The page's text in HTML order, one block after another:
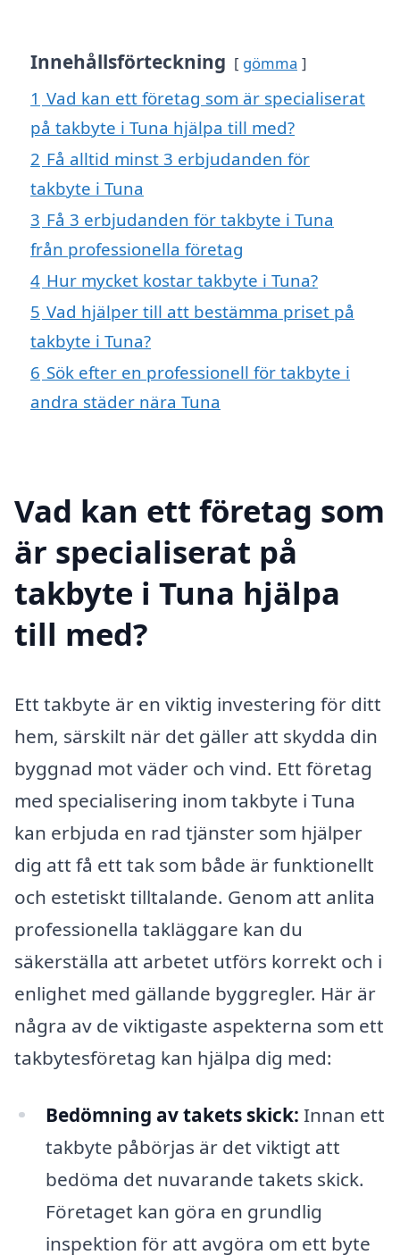
Innehållsförteckning gömma
1 Vad kan ett företag som är specialiserat
på takbyte i Tuna hjälpa till med?
2 Få alltid minst 3 erbjudanden för
takbyte i Tuna
3 Få 3 erbjudanden för takbyte i Tuna
från professionella företag
4 Hur mycket kostar takbyte i Tuna?
5 Vad hjälper till att bestämma priset på
takbyte i Tuna?
6 Sök efter en professionell för takbyte i
andra städer nära Tuna
Vad kan ett företag som
är specialiserat på
takbyte i Tuna hjälpa
till med?
Ett takbyte är en viktig investering för ditt
hem, särskilt när det gäller att skydda din
byggnad mot väder och vind. Ett företag
med specialisering inom takbyte i Tuna
kan erbjuda en rad tjänster som hjälper
dig att få ett tak som både är funktionellt
och estetiskt tilltalande. Genom att anlita
professionella takläggare kan du
säkerställa att arbetet utförs korrekt och i
enlighet med gällande byggregler. Här är
några av de viktigaste aspekterna som ett
takbytesföretag kan hjälpa dig med:
Bedömning av takets skick: Innan ett
takbyte påbörjas är det viktigt att
bedöma det nuvarande takets skick.
Företaget kan göra en grundlig
inspektion för att avgöra om ett byte